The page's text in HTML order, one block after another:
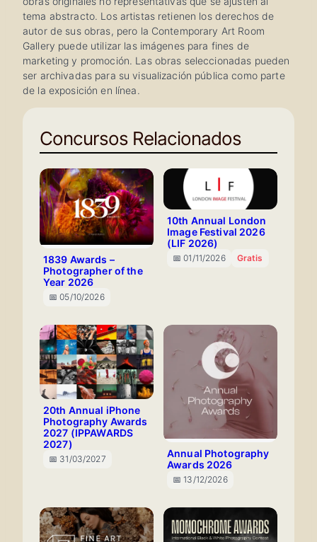
tema abstracto. Los artistas retienen los derechos de
autor de sus obras, pero la Contemporary Art Room
Gallery puede utilizar las imágenes para fines de
marketing y promoción. Las obras seleccionadas pueden
ser archivadas para su visualización pública como parte
de la exposición en línea.
Concursos Relacionados
1839 Awards –
Photographer of the
Year 2026
📅 05/10/2026
10th Annual London
Image Festival 2026
(LIF 2026)
📅 01/11/2026 Gratis
20th Annual iPhone
Photography Awards
2027 (IPPAWARDS
2027)
📅 31/03/2027
Annual Photography
Awards 2026
📅 13/12/2026